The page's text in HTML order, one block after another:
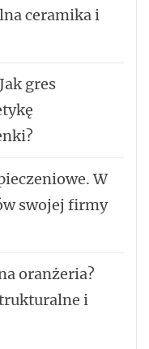
ceramika i
gres
W
swojej firmy
oranżeria?
i